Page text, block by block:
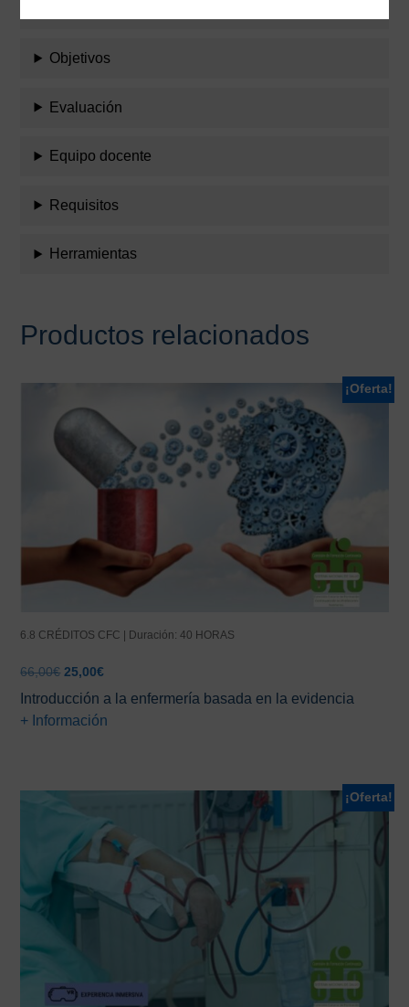
Objetivos
Evaluación
Equipo docente
Requisitos
Herramientas
Productos relacionados
¡Oferta!
6.8 CRÉDITOS CFC | Duración: 40 HORAS
66,00€ El
precio
original
era:
25,00€El
precio
actual
es:
Introducción a la enfermería basada en la evidencia
+ Información
¡Oferta!